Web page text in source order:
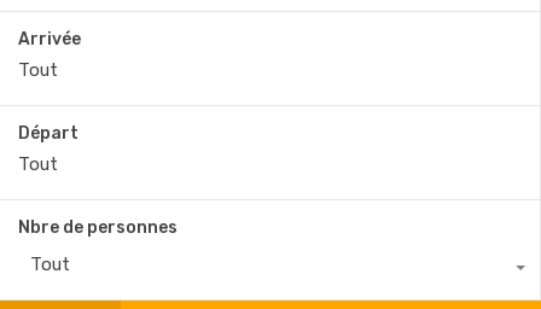
Arrivée
Départ
Nbre de personnes
Tout